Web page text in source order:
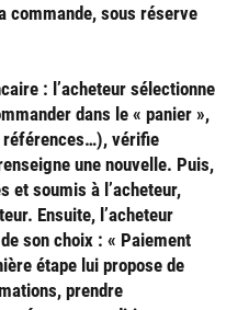
commande, sous réserve
: l’acheteur sélectionne
dans le « panier »,
références…), vérifie
une nouvelle. Puis,
et soumis à l’acheteur,
Ensuite, l’acheteur
son choix : « Paiement
étape lui propose de
prendre